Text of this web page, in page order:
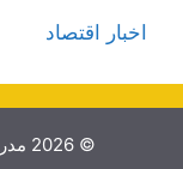
اخبار اقتصاد
© 2026 مدرسه زندگی